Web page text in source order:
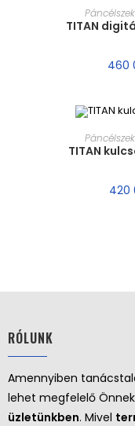
TITAN
460
TITAN
420
RÓLUNK
Amennyiben
lehet megfelelő
üzletünkben. Mivel